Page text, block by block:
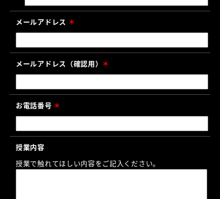
メールアドレス ＊
メールアドレス（確認用） ＊
お電話番号 ＊
授業内容
授業で触れてほしい内容をご記入ください。